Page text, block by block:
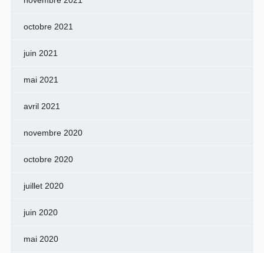
octobre 2021
juin 2021
mai 2021
avril 2021
novembre 2020
octobre 2020
juillet 2020
juin 2020
mai 2020